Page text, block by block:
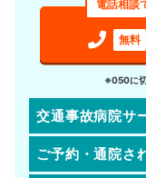
電話相談
無料
※050に切
交通事故病院サ
ご予約・通院さ